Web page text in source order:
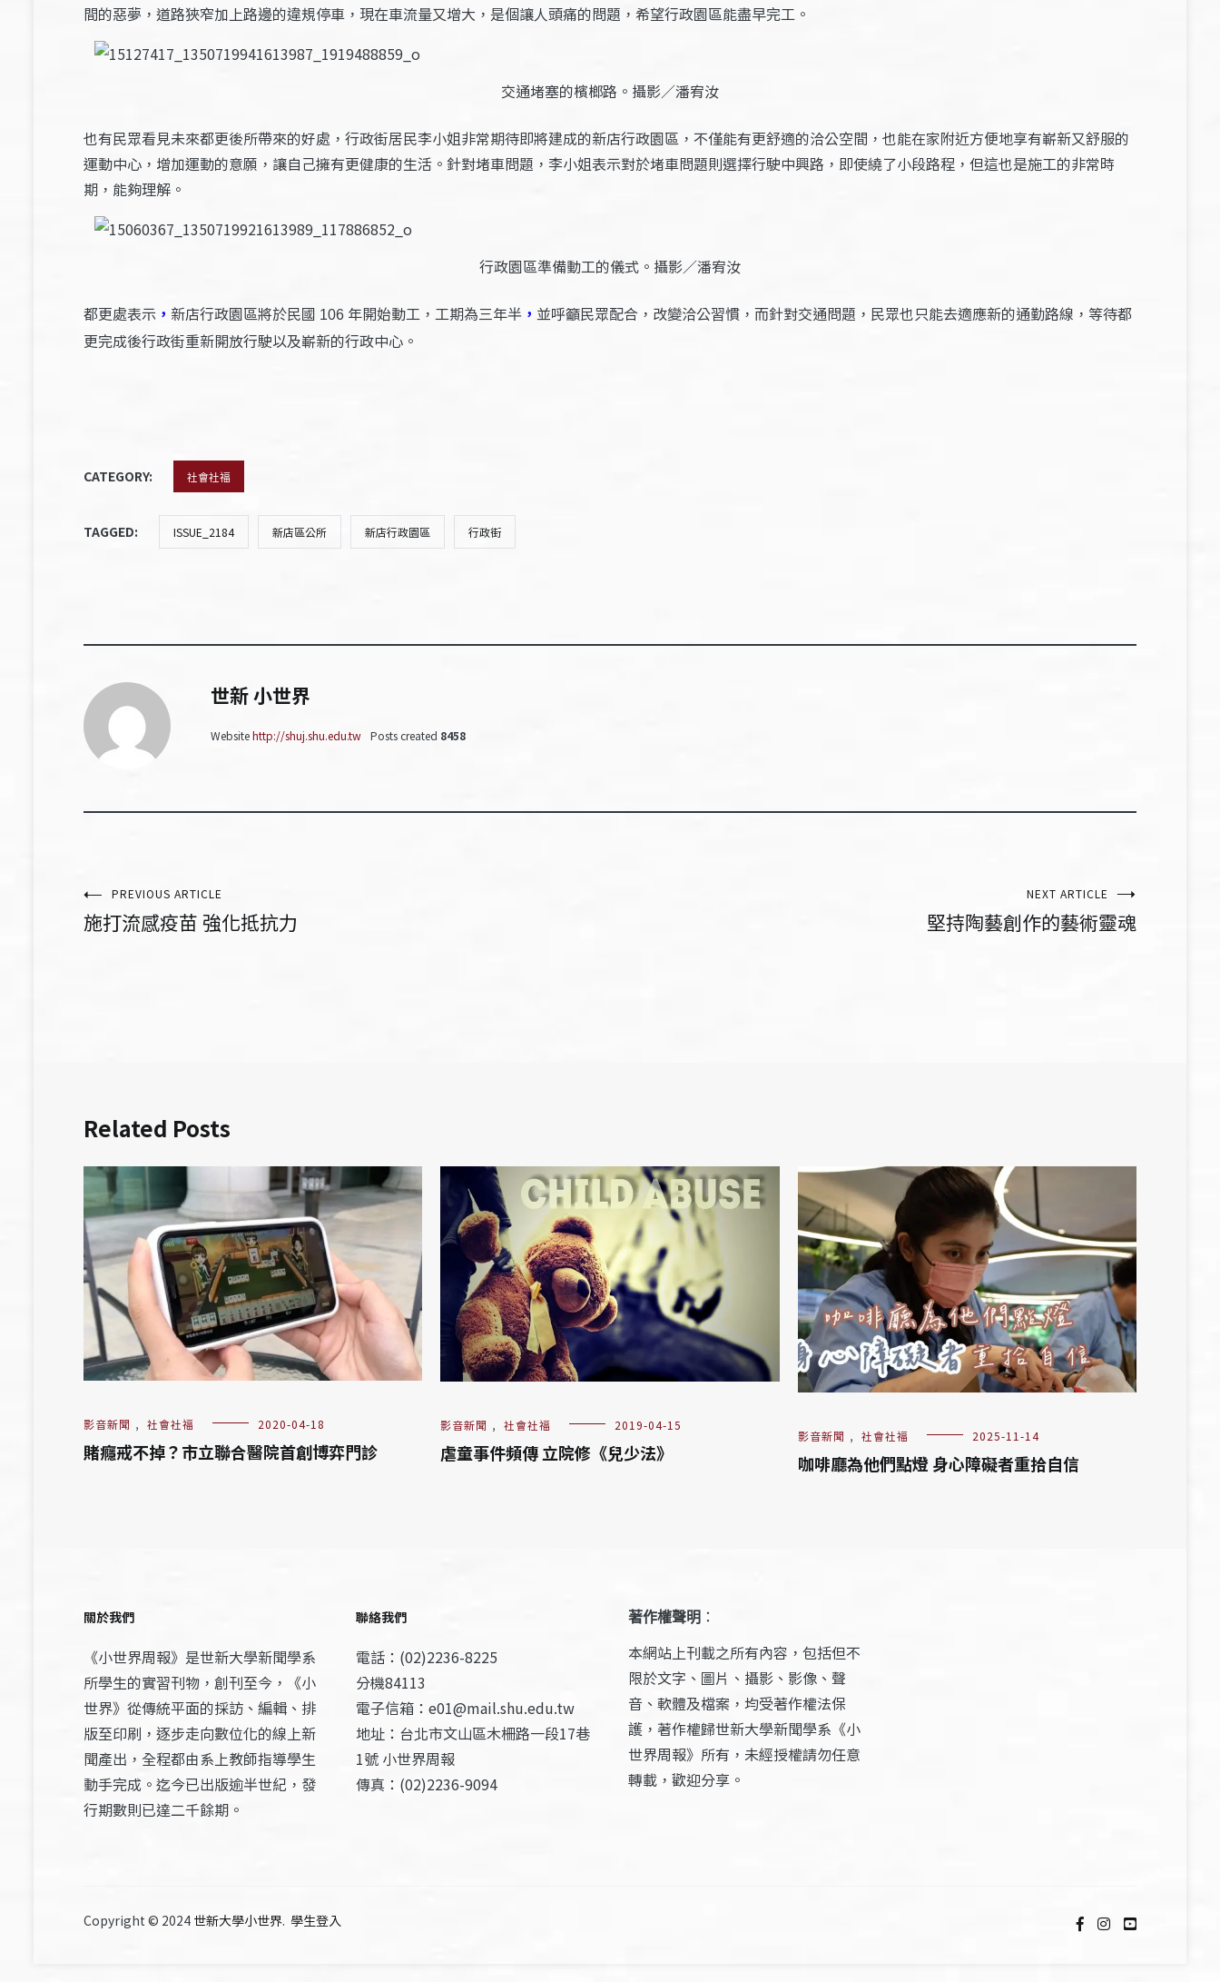
間的惡夢，道路狹窄加上路邊的違規停車，現在車流量又增大，是個讓人頭痛的問題，希望行政園區能盡早完工。
交通堵塞的檳榔路。攝影／潘宥汝
也有民眾看見未來都更後所帶來的好處，行政街居民李小姐非常期待即將建成的新店行政園區，不僅能有更舒適的洽公空間，也能在家附近方便地享有嶄新又舒服的
運動中心，增加運動的意願，讓自己擁有更健康的生活。針對堵車問題，李小姐表示對於堵車問題則選擇行駛中興路，即使繞了小段路程，但這也是施工的非常時
期，能夠理解。
行政園區準備動工的儀式。攝影／潘宥汝
都更處表示 ， 新店行政園區將於民國 106 年開始動工，工期為三年半 ， 並呼籲民眾配合，改變洽公習慣，而針對交通問題，民眾也只能去適應新的通勤路線，等待都
更完成後行政街重新開放行駛以及嶄新的行政中心。
CATEGORY: 社會社福
TAGGED: ISSUE_2184 新店區公所 新店行政園區 行政街
世新 小世界
Websitehttp://shuj.shu.edu.tw Posts created 8458
文PREVIOUS ARTICLE
施打流感疫苗 強化抵抗力
NEXT ARTICLE
堅持陶藝創作的藝術靈魂
Related Posts
影音新聞 , 社會社福 2020-04-18
賭癮戒不掉？市立聯合醫院首創博弈門診
影音新聞 , 社會社福 2019-04-15
虐童事件頻傳 立院修《兒少法》
影音新聞 , 社會社福 2025-11-14
咖啡廳為他們點燈 身心障礙者重拾自信
關於我們
《小世界周報》是世新大學新聞學系
所學生的實習刊物，創刊至今，《小
世界》從傳統平面的採訪、編輯、排
版至印刷，逐步走向數位化的線上新
聞產出，全程都由系上教師指導學生
動手完成。迄今已出版逾半世紀，發
行期數則已達二千餘期。
聯絡我們
電話：(02)2236-8225
分機84113
電子信箱：e01@mail.shu.edu.tw
地址：台北市文山區木柵路一段17巷
1號 小世界周報
傳真：(02)2236-9094
著作權聲明 ：
本網站上刊載之所有內容，包括但不
限於文字、圖片、攝影、影像、聲
音、軟體及檔案，均受著作權法保
護，著作權歸世新大學新聞學系《小
世界周報》所有，未經授權請勿任意
轉載，歡迎分享。
Copyright © 2024 世新大學小世界. 學生登入